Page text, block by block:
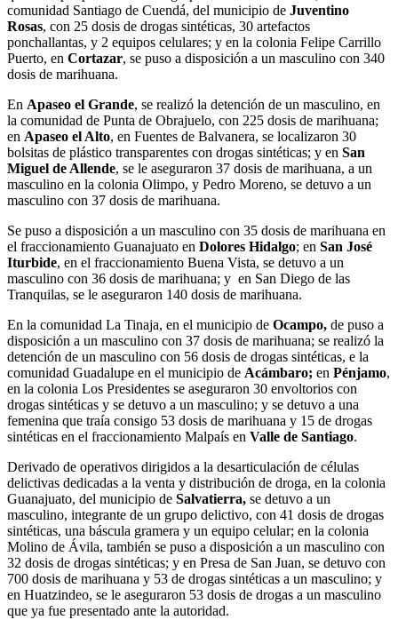
comunidad Santiago de Cuendá, del municipio de Juventino
Rosas, con 25 dosis de drogas sintéticas, 30 artefactos
ponchallantas, y 2 equipos celulares; y en la colonia Felipe Carrillo
Puerto, en Cortazar, se puso a disposición a un masculino con 340
dosis de marihuana.
En Apaseo el Grande, se realizó la detención de un masculino, en
la comunidad de Punta de Obrajuelo, con 225 dosis de marihuana;
en Apaseo el Alto, en Fuentes de Balvanera, se localizaron 30
bolsitas de plástico transparentes con drogas sintéticas; y en San
Miguel de Allende, se le aseguraron 37 dosis de marihuana, a un
masculino en la colonia Olimpo, y Pedro Moreno, se detuvo a un
masculino con 37 dosis de marihuana.
Se puso a disposición a un masculino con 35 dosis de marihuana en
el fraccionamiento Guanajuato en Dolores Hidalgo; en San José
Iturbide, en el fraccionamiento Buena Vista, se detuvo a un
masculino con 36 dosis de marihuana; y en San Diego de las
Tranquilas, se le aseguraron 140 dosis de marihuana.
En la comunidad La Tinaja, en el municipio de Ocampo, de puso a
disposición a un masculino con 37 dosis de marihuana; se realizó la
detención de un masculino con 56 dosis de drogas sintéticas, e la
comunidad Guadalupe en el municipio de Acámbaro; en Pénjamo,
en la colonia Los Presidentes se aseguraron 30 envoltorios con
drogas sintéticas y se detuvo a un masculino; y se detuvo a una
femenina que traía consigo 53 dosis de marihuana y 15 de drogas
sintéticas en el fraccionamiento Malpaís en Valle de Santiago.
Derivado de operativos dirigidos a la desarticulación de células
delictivas dedicadas a la venta y distribución de droga, en la colonia
Guanajuato, del municipio de Salvatierra, se detuvo a un
masculino, integrante de un grupo delictivo, con 41 dosis de drogas
sintéticas, una báscula gramera y un equipo celular; en la colonia
Molino de Ávila, también se puso a disposición a un masculino con
32 dosis de drogas sintéticas; y en Presa de San Juan, se detuvo con
700 dosis de marihuana y 53 de drogas sintéticas a un masculino; y
en Huatzindeo, se le aseguraron 53 dosis de drogas a un masculino
que ya fue presentado ante la autoridad.